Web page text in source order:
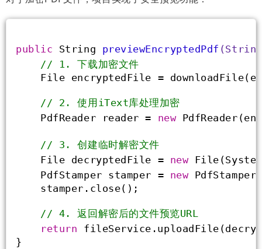
public String previewEncryptedPdf
// 1. 下载加密文件
File encryptedFile =
// 2. 使用iText库处理加密
PdfReader reader = new
// 3. 创建临时解密文件
File decryptedFile = new
PdfStamper stamper = new
stamper.close();
// 4. 返回解密后的文件预览URL
return
}